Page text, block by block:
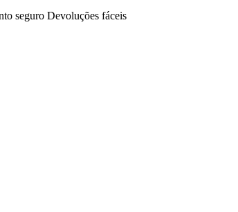
seguro Devoluções fáceis